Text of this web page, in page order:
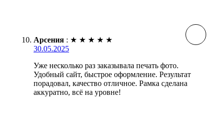
Арсения : ★ ★ ★ ★ ★
30.05.2025
Уже несколько раз заказывала печать фото.
Удобный сайт, быстрое оформление. Результат
порадовал, качество отличное. Рамка сделана
аккуратно, всё на уровне!